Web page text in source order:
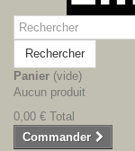
Rechercher
Panier (vide)
Aucun produit
0,00 € Total
Commander